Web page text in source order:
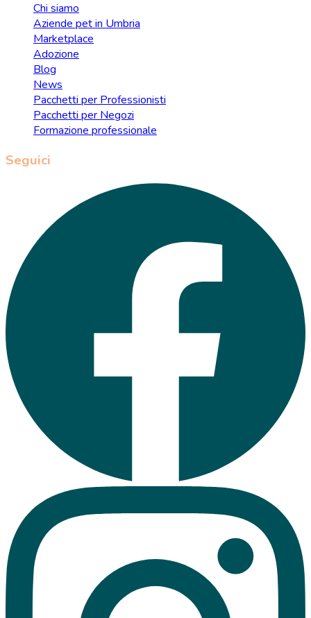
Chi siamo
Aziende pet in Umbria
Marketplace
Adozione
Blog
News
Pacchetti per Professionisti
Pacchetti per Negozi
Formazione professionale
Seguici